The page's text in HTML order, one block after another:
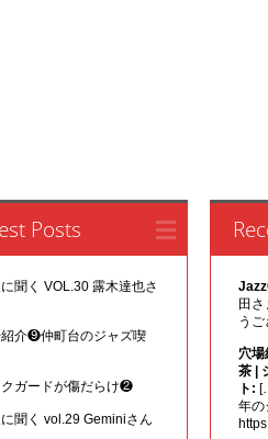
Posts
聞く VOL.30 露木達也さ
紹介❾仲町台のジャズ喫
クガードが傷だらけ❷
聞く vol.29 Geminiさん
田さ
う
穴
茶 |
ト:
年の